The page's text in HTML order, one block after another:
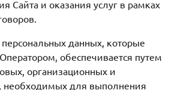
Сайта и оказания услуг в рамках
персональных данных, которые
обеспечивается путем
организационных и
необходимых для выполнения